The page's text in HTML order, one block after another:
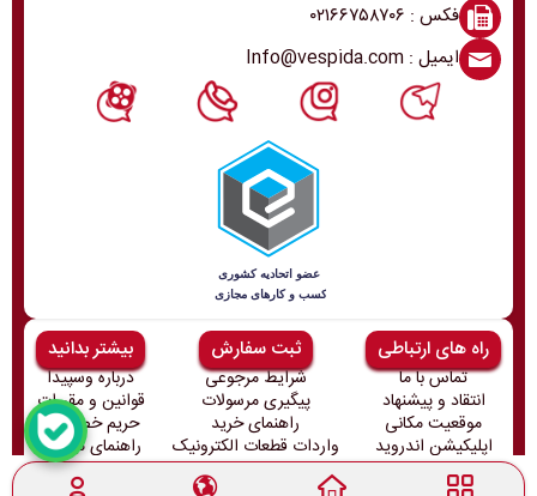
فکس : ۰۲۱۶۶۷۵۸۷۰۶
ایمیل : Info@vespida.com
راه های ارتباطی
تماس با ما
انتقاد و پیشنهاد
موقعیت مکانی
اپلیکیشن اندروید
ثبت سفارش
شرایط مرجوعی
پیگیری مرسولات
راهنمای خرید
واردات قطعات الکترونیک
بیشتر بدانید
درباره وسپیدا
قوانین و مقررات
حریم خصوصی
راهنمای ثبت‌نام
تمامی حقوق این سایت متعلق به وسپیدا میباشد و هر گونه کپی برداری